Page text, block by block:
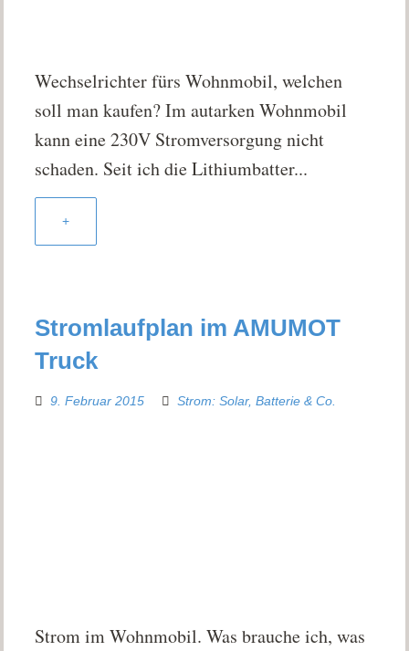
Wechselrichter fürs Wohnmobil, welchen
soll man kaufen? Im autarken Wohnmobil
kann eine 230V Stromversorgung nicht
schaden. Seit ich die Lithiumbatter...
+
Stromlaufplan im AMUMOT
Truck
9. Februar 2015 Strom: Solar, Batterie & Co.
Strom im Wohnmobil. Was brauche ich, was